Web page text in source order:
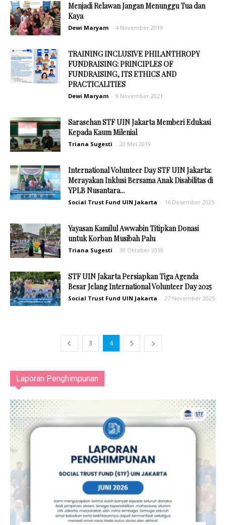
Menjadi Relawan Jangan Menunggu Tua dan
Kaya
Dewi Maryam - 4 November 2019
TRAINING INCLUSIVE PHILANTHROPY
FUNDRAISING: PRINCIPLES OF
FUNDRAISING, ITS ETHICS AND
PRACTICALITIES
Dewi Maryam - 9 November 2021
Sarasehan STF UIN Jakarta Memberi Edukasi
Kepada Kaum Milenial
Triana Sugesti - 20 Mei 2019
International Volunteer Day STF UIN Jakarta:
Merayakan Inklusi Bersama Anak Disabilitas di
YPLB Nusantara...
Social Trust Fund UIN Jakarta - 16 Desember 2025
Yayasan Kamilul Awwabin Titipkan Donasi
untuk Korban Musibah Palu
Triana Sugesti - 30 Oktober 2018
STF UIN Jakarta Persiapkan Tiga Agenda
Besar Jelang International Volunteer Day 2025
Social Trust Fund UIN Jakarta - 27 November 2025
3 4 5
Laporan Penghimpunan